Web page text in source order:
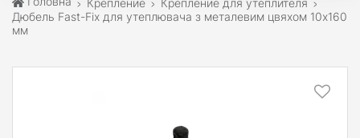
Дюбель Fast-Fix для утеплювача з металевим цвяхом 10х160
мм